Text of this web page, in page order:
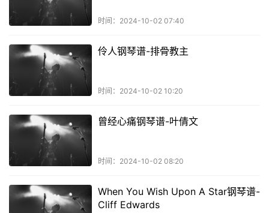
时间：2024-10-02 07:40
伶人钢琴谱-排骨教主
时间：2024-10-02 10:20
曾经心痛钢琴谱-叶倩文
时间：2024-10-02 08:20
When You Wish Upon A Star钢琴谱-
Cliff Edwards